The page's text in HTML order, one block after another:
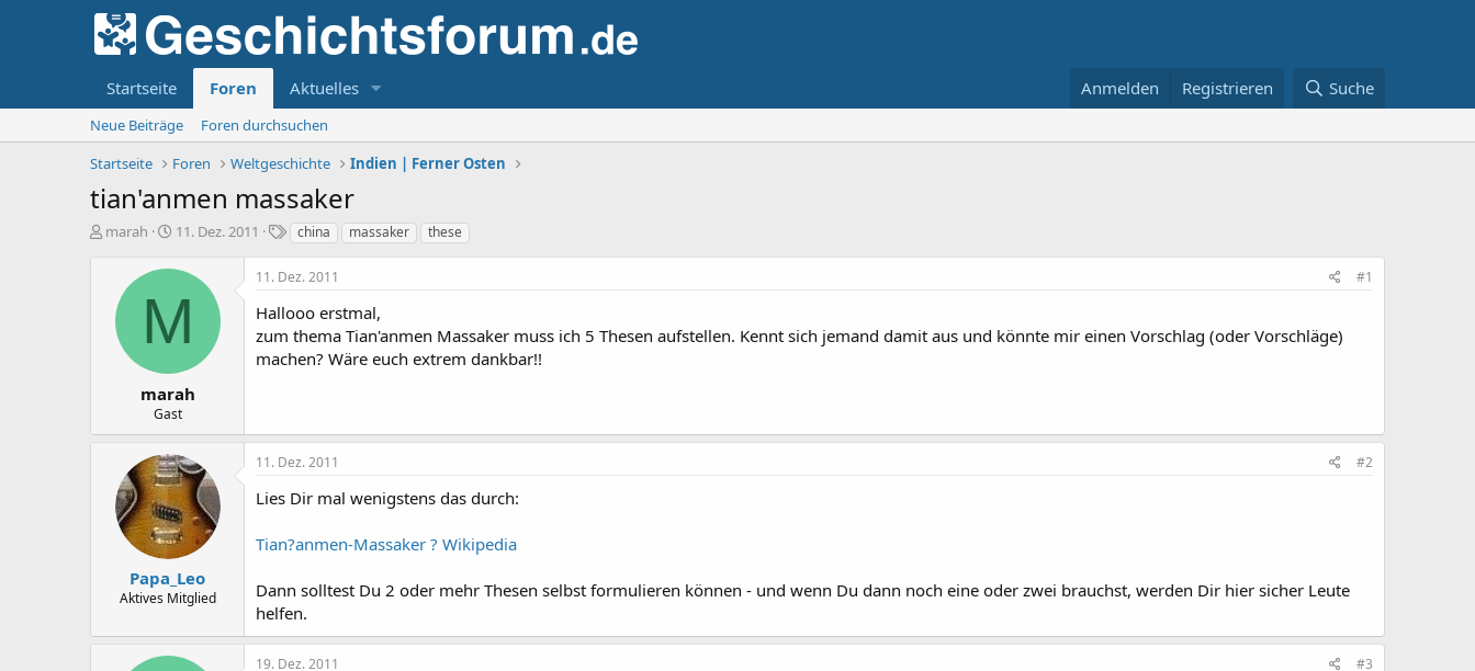
Startseite Foren Aktuelles Anmelden Registrieren Suche
Neue Beiträge
Foren durchsuchen
Startseite
Foren Weltgeschichte Indien | Ferner Osten
tian'anmen massaker
E
marah
E
s
e
l
t
a
m
11. Dez. 2011
S
h
a
g
w
o
china massaker these
M
marah
Gast
11. Dez. 2011 #1
Hallooo erstmal,
zum thema Tian'anmen Massaker muss ich 5 Thesen aufstellen. Kennt sich jemand damit aus und könnte mir einen Vorschlag (oder Vorschläge)
machen? Wäre euch extrem dankbar!!
Papa_Leo
Aktives Mitglied
11. Dez. 2011 #2
Lies Dir mal wenigstens das durch:
Tian?anmen-Massaker ? Wikipedia
Dann solltest Du 2 oder mehr Thesen selbst formulieren können - und wenn Du dann noch eine oder zwei brauchst, werden Dir hier sicher Leute
helfen.
19. Dez. 2011 #3